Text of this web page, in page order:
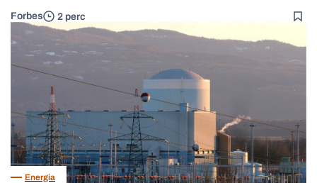
Forbes 2 perc
Energia